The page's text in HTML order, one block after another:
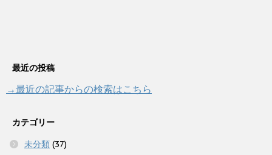
最近の投稿
→最近の記事からの検索はこちら
カテゴリー
未分類 (37)